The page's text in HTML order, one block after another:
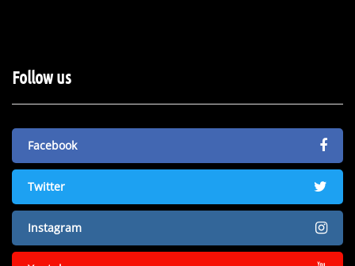
Follow us
Facebook
Twitter
Instagram